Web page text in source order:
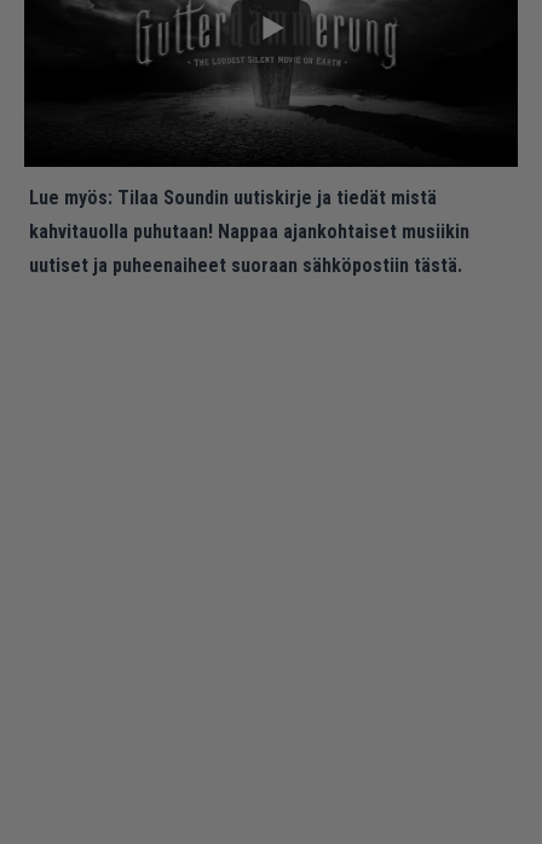
Lue myös: Tilaa Soundin uutiskirje ja tiedät mistä
kahvitauolla puhutaan! Nappaa ajankohtaiset musiikin
uutiset ja puheenaiheet suoraan sähköpostiin tästä.